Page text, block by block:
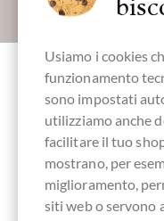
Altri clienti
50% Mangaro
Napolitain 5g
Scrivi la prima
Usiamo i cookies
funzionamento
sono impostati
utilizziamo anche
facilitare il tuo
mostrano, per
miglioramento,
siti web o servono